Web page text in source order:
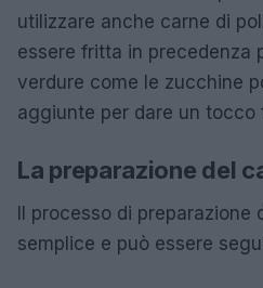
utilizzare anche carne di
essere fritta in precedenza
verdure come le zucchine
aggiunte per dare un tocco
La preparazione del
Il processo di preparazione
semplice e può essere